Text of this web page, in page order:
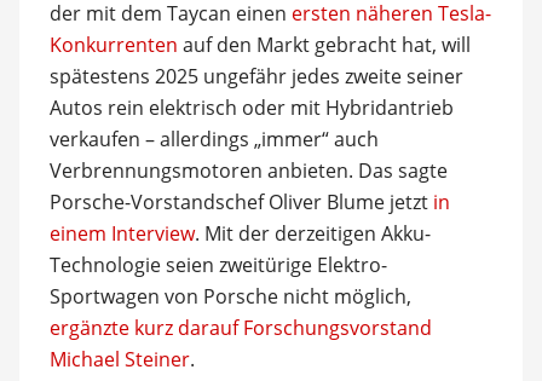
der mit dem Taycan einen ersten näheren Tesla-
Konkurrenten auf den Markt gebracht hat, will
spätestens 2025 ungefähr jedes zweite seiner
Autos rein elektrisch oder mit Hybridantrieb
verkaufen – allerdings „immer“ auch
Verbrennungsmotoren anbieten. Das sagte
Porsche-Vorstandschef Oliver Blume jetzt in
einem Interview. Mit der derzeitigen Akku-
Technologie seien zweitürige Elektro-
Sportwagen von Porsche nicht möglich,
ergänzte kurz darauf Forschungsvorstand
Michael Steiner.